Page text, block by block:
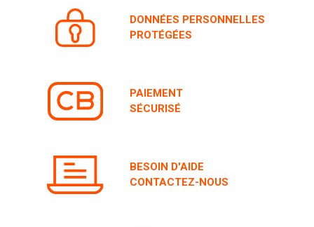
DONNÉES PERSONNELLES
PROTÉGÉES
PAIEMENT
SÉCURISÉ
BESOIN D'AIDE
CONTACTEZ-NOUS